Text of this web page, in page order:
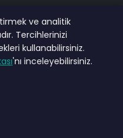
için bültenimize
ve analitik
Tercihlerinizi
kullanabilirsiniz.
'nı inceleyebilirsiniz.